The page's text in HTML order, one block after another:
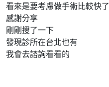
看來是要考慮做手術比較快了
感謝分享
剛剛搜了一下
發現診所在台北也有
我會去諮詢看看的